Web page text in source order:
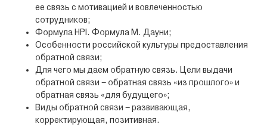
ее связь с мотивацией и вовлеченностью
сотрудников;
Формула HPI. Формула М. Дауни;
Особенности российской культуры предоставления
обратной связи;
Для чего мы даем обратную связь. Цели выдачи
обратной связи – обратная связь «из прошлого» и
обратная связь «для будущего»;
Виды обратной связи – развивающая,
корректирующая, позитивная.